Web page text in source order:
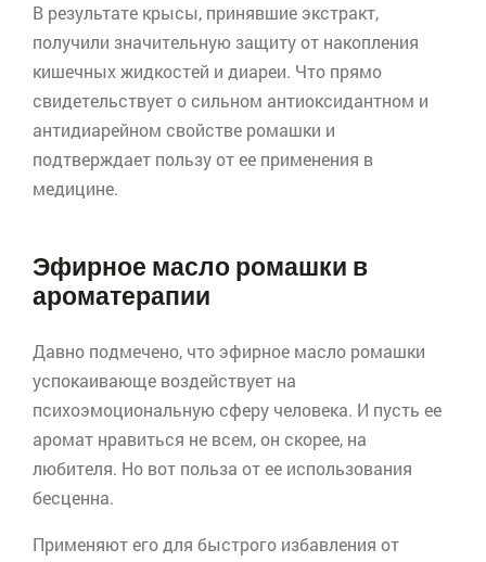
В результате крысы, принявшие экстракт,
получили значительную защиту от накопления
кишечных жидкостей и диареи. Что прямо
свидетельствует о сильном антиоксидантном и
антидиарейном свойстве ромашки и
подтверждает пользу от ее применения в
медицине.
Эфирное масло ромашки в
ароматерапии
Давно подмечено, что эфирное масло ромашки
успокаивающе воздействует на
психоэмоциональную сферу человека. И пусть ее
аромат нравиться не всем, он скорее, на
любителя. Но вот польза от ее использования
бесценна.
Применяют его для быстрого избавления от